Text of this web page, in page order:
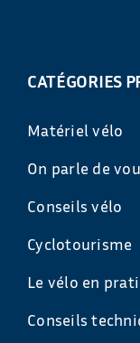
CATÉGORIES
Matériel vélo
On parle de
Conseils vélo
Cyclotourisme
Le vélo en
Conseils